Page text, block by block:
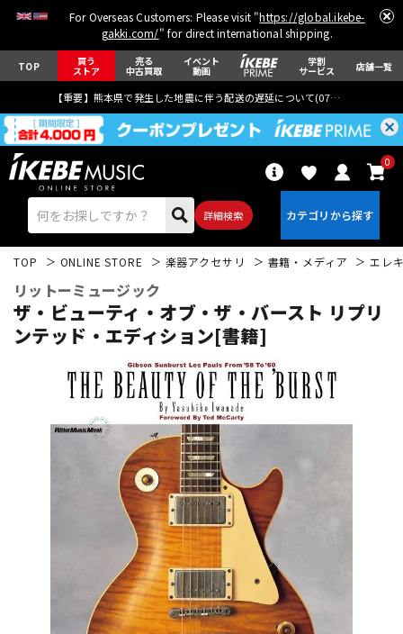
For Overseas Customers: Please visit "https://global.ikebe-
gakki.com/" for direct international shipping.
TOP 買う
ストア
売る
中古買取
イベント
動画
学割
サービス 店舗一覧
【重要】熊本県で発生した地震に伴う配送の遅延について(07月29日
詳細検索
0
エレキギター アコギ/エレアコ
ベース
パーカッション
キーボード 電子ピアノ
管楽器 その他楽器
TOP ONLINE STORE 楽器アクセサリ 書籍・メディア エレ
リットーミュージック
ザ・ビューティ・オブ・ザ・バースト リプリ
ンテッド・エディション[書籍]